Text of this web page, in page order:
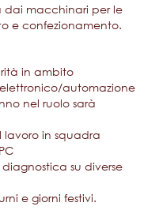
dai macchinari per le
e confezionamento.
in ambito
automazione
nel ruolo sarà
lavoro in squadra
su diverse
e giorni festivi.